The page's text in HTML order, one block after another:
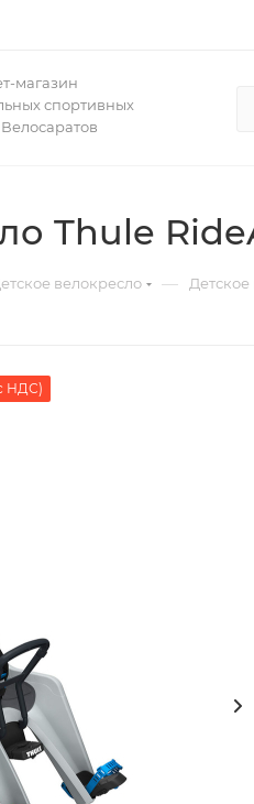
магазин
спортивных
Thule
велокресло —
НДС)